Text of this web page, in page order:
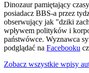
Dinozaur pamiętający
posiadacz BBS-a przez
obserwujący jak "dziki
wpływem polityków i
państwówce. Wyznawca
podglądać na Facebooku
Zobacz wszystkie wpisy